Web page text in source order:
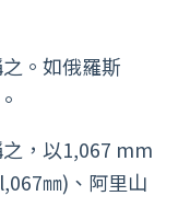
。如俄羅斯
，以1,067 mm
㎜)、阿里山